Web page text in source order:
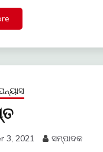
3, 2021 ସମ୍ପାଦକ